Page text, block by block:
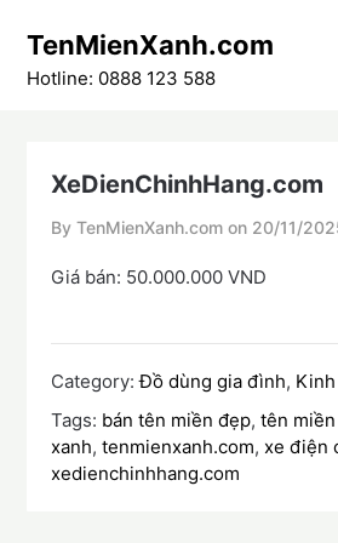
content
TenMienXanh.com
Hotline: 0888 123 588
XeDienChinhHang.com
By TenMienXanh.com on 20/11/
Giá bán: 50.000.000 VND
Category:Đồ dùng gia đình,
Tags: bán tên miền đẹp,tên
xanh,tenmienxanh.com, xe điện
xedienchinhhang.com